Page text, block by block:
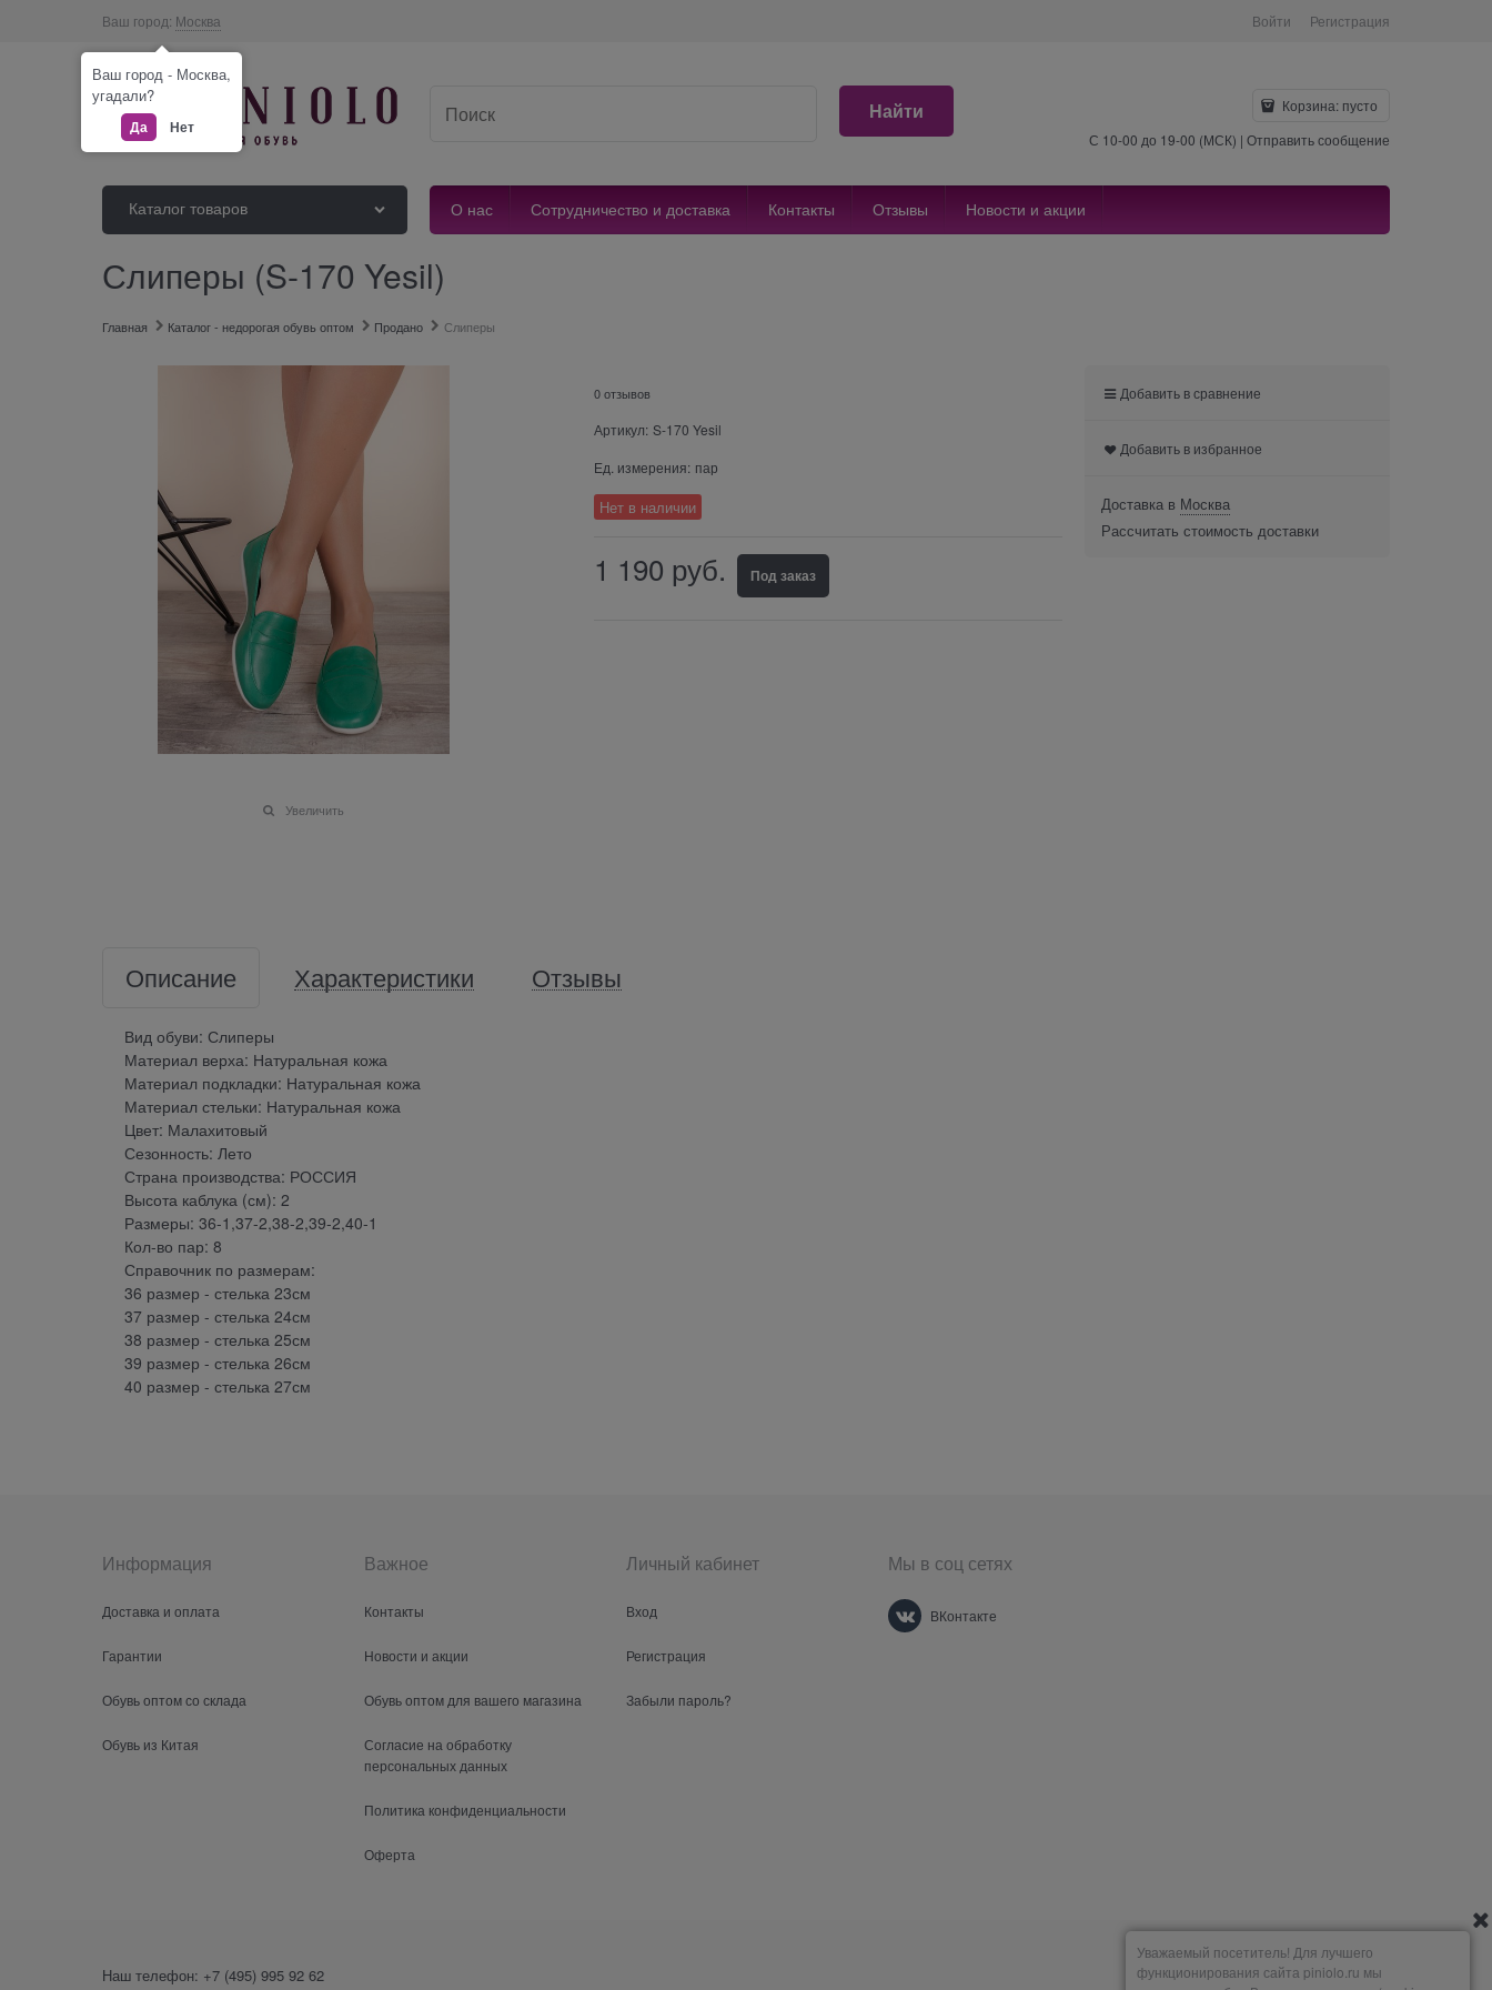
Ваш город: Москва Войти Регистрация
Найти Корзина: пусто
С 10-00 до 19-00 (МСК) | Отправить сообщение
Каталог товаров О нас Сотрудничество и доставка Контакты Отзывы Новости и акции
Слиперы (S-170 Yesil)
Главная Каталог - недорогая обувь оптом Продано Слиперы
Увеличить
0 отзывов
Артикул: S-170 Yesil
Ед. измерения: пар
Нет в наличии
1 190 руб. Под заказ
Описание Характеристики Отзывы
Вид обуви: Слиперы
Материал верха: Натуральная кожа
Материал подкладки: Натуральная кожа
Материал стельки: Натуральная кожа
Цвет: Малахитовый
Сезонность: Лето
Страна производства: РОССИЯ
Высота каблука (см): 2
Размеры: 36-1,37-2,38-2,39-2,40-1
Кол-во пар: 8
Справочник по размерам:
36 размер - стелька 23см
37 размер - стелька 24см
38 размер - стелька 25см
39 размер - стелька 26см
40 размер - стелька 27см
Добавить в сравнение
Добавить в избранное
Доставка в Москва
Рассчитать стоимость доставки
Информация
Доставка и оплата
Гарантии
Обувь оптом со склада
Обувь из Китая
Важное
Контакты
Новости и акции
Обувь оптом для вашего магазина
Согласие на обработку
персональных данных
Политика конфиденциальности
Оферта
Личный кабинет
Вход
Регистрация
Забыли пароль?
Мы в соц сетях
ВКонтакте
Наш телефон: +7 (495) 995 92 62
Ваш город - Москва,
угадали?
Да Нет
Уважаемый посетитель! Для лучшего
функционирования сайта piniolo.ru мы